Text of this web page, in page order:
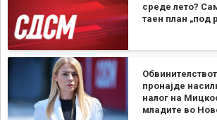
среде лето?
таен план „под
пронајде
налог на
младите во